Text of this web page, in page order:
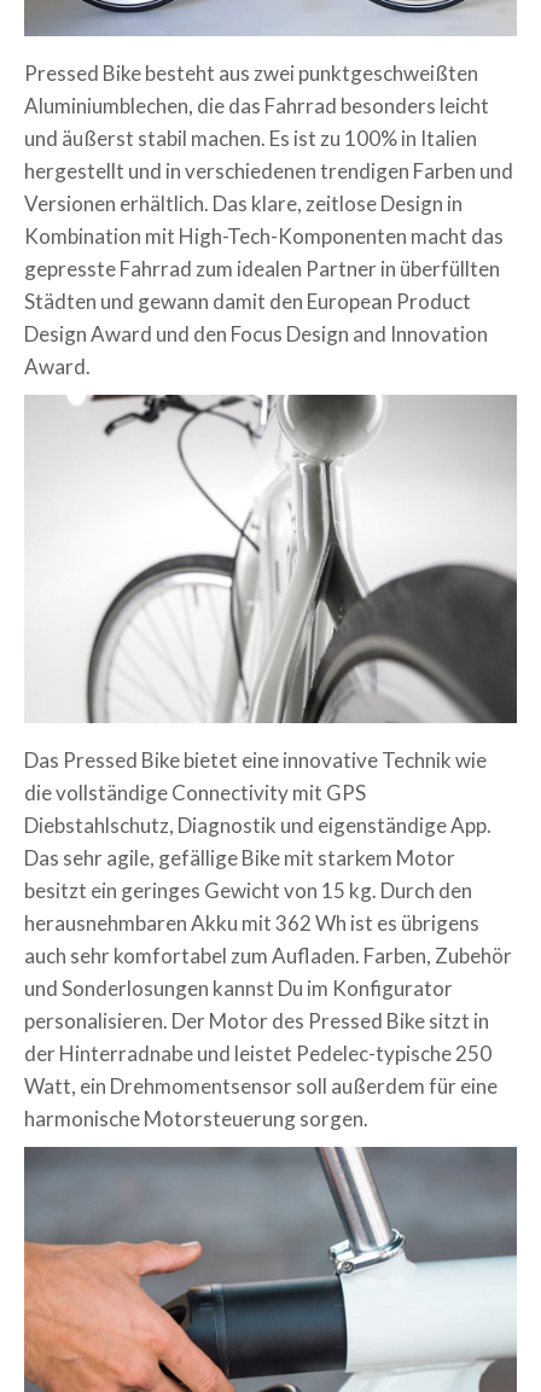
Pressed Bike besteht aus zwei punktgeschweißten
Aluminiumblechen, die das Fahrrad besonders leicht
und äußerst stabil machen. Es ist zu 100% in Italien
hergestellt und in verschiedenen trendigen Farben und
Versionen erhältlich. Das klare, zeitlose Design in
Kombination mit High-Tech-Komponenten macht das
gepresste Fahrrad zum idealen Partner in überfüllten
Städten und gewann damit den European Product
Design Award und den Focus Design and Innovation
Award.
Das Pressed Bike bietet eine innovative Technik wie
die vollständige Connectivity mit GPS
Diebstahlschutz, Diagnostik und eigenständige App.
Das sehr agile, gefällige Bike mit starkem Motor
besitzt ein geringes Gewicht von 15 kg. Durch den
herausnehmbaren Akku mit 362 Wh ist es übrigens
auch sehr komfortabel zum Aufladen. Farben, Zubehör
und Sonderlosungen kannst Du im Konfigurator
personalisieren. Der Motor des Pressed Bike sitzt in
der Hinterradnabe und leistet Pedelec-typische 250
Watt, ein Drehmomentsensor soll außerdem für eine
harmonische Motorsteuerung sorgen.